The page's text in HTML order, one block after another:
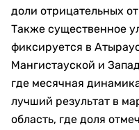
доли отрицательных
Также существенное
фиксируется в
Мангистауской и
где месячная
лучший результат в
область, где доля